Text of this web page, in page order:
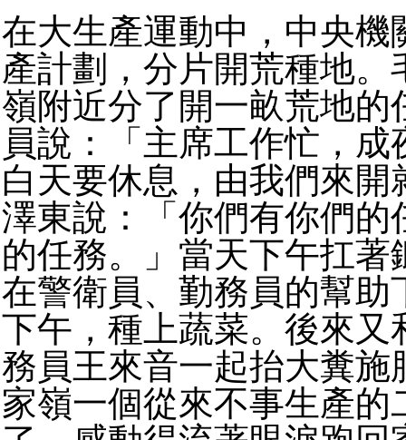
在大生產運動中，中央機
產計劃，分片開荒種地。
嶺附近分了開一畝荒地的
員說：「主席工作忙，成
白天要休息，由我們來開
澤東說：「你們有你們的
的任務。」當天下午扛著
在警衛員、勤務員的幫助
下午，種上蔬菜。後來又
務員王來音一起抬大糞施
家嶺一個從來不事生產的